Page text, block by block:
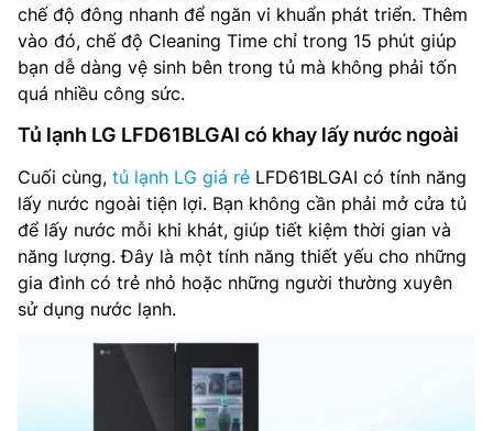
chế độ đông nhanh để ngăn vi khuẩn phát triển. Thêm
vào đó, chế độ Cleaning Time chỉ trong 15 phút giúp
bạn dễ dàng vệ sinh bên trong tủ mà không phải tốn
quá nhiều công sức.
Tủ lạnh LG LFD61BLGAI có khay lấy nước ngoài
Cuối cùng, tủ lạnh LG giá rẻ LFD61BLGAI có tính năng
lấy nước ngoài tiện lợi. Bạn không cần phải mở cửa tủ
để lấy nước mỗi khi khát, giúp tiết kiệm thời gian và
năng lượng. Đây là một tính năng thiết yếu cho những
gia đình có trẻ nhỏ hoặc những người thường xuyên
sử dụng nước lạnh.